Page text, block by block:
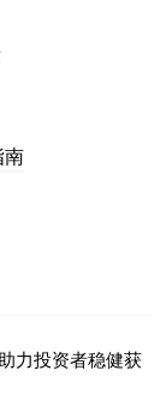
南
力投资者稳健获